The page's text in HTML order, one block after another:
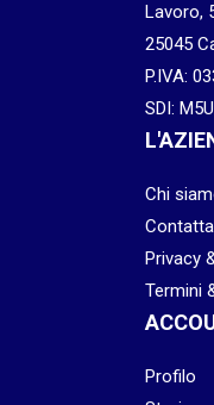
Lavoro,
25045
P.IVA:
SDI:
Chi
Privacy
Termini
Profilo